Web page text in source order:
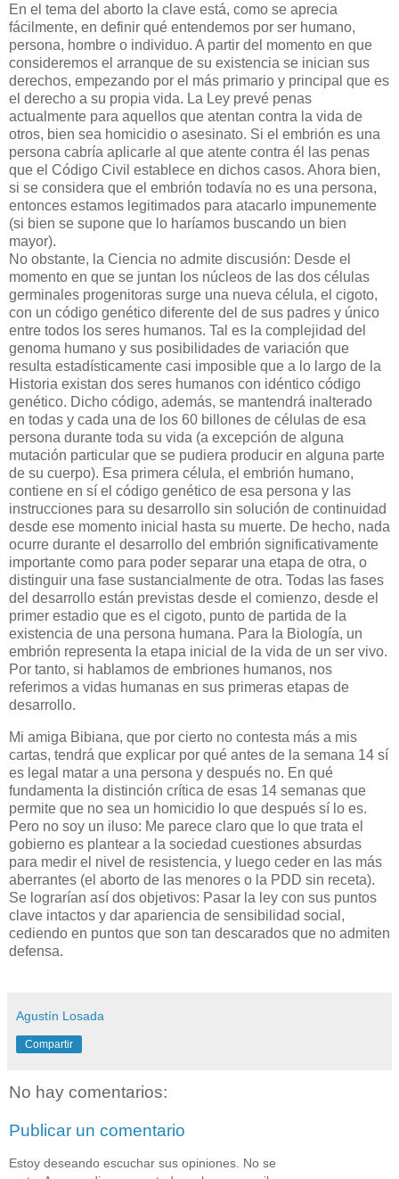
En el tema del aborto la clave está, como se aprecia
fácilmente, en definir qué entendemos por ser humano,
persona, hombre o individuo. A partir del momento en que
consideremos el arranque de su existencia se inician sus
derechos, empezando por el más primario y principal que es
el derecho a su propia vida. La Ley prevé penas
actualmente para aquellos que atentan contra la vida de
otros, bien sea homicidio o asesinato. Si el embrión es una
persona cabría aplicarle al que atente contra él las penas
que el Código Civil establece en dichos casos. Ahora bien,
si se considera que el embrión todavía no es una persona,
entonces estamos legitimados para atacarlo impunemente
(si bien se supone que lo haríamos buscando un bien
mayor).
No obstante, la Ciencia no admite discusión: Desde el
momento en que se juntan los núcleos de las dos células
germinales progenitoras surge una nueva célula, el cigoto,
con un código genético diferente del de sus padres y único
entre todos los seres humanos. Tal es la complejidad del
genoma humano y sus posibilidades de variación que
resulta estadísticamente casi imposible que a lo largo de la
Historia existan dos seres humanos con idéntico código
genético. Dicho código, además, se mantendrá inalterado
en todas y cada una de los 60 billones de células de esa
persona durante toda su vida (a excepción de alguna
mutación particular que se pudiera producir en alguna parte
de su cuerpo). Esa primera célula, el embrión humano,
contiene en sí el código genético de esa persona y las
instrucciones para su desarrollo sin solución de continuidad
desde ese momento inicial hasta su muerte. De hecho, nada
ocurre durante el desarrollo del embrión significativamente
importante como para poder separar una etapa de otra, o
distinguir una fase sustancialmente de otra. Todas las fases
del desarrollo están previstas desde el comienzo, desde el
primer estadio que es el cigoto, punto de partida de la
existencia de una persona humana. Para la Biología, un
embrión representa la etapa inicial de la vida de un ser vivo.
Por tanto, si hablamos de embriones humanos, nos
referimos a vidas humanas en sus primeras etapas de
desarrollo.
Mi amiga Bibiana, que por cierto no contesta más a mis
cartas, tendrá que explicar por qué antes de la semana 14 sí
es legal matar a una persona y después no. En qué
fundamenta la distinción crítica de esas 14 semanas que
permite que no sea un homicidio lo que después sí lo es.
Pero no soy un iluso: Me parece claro que lo que trata el
gobierno es plantear a la sociedad cuestiones absurdas
para medir el nivel de resistencia, y luego ceder en las más
aberrantes (el aborto de las menores o la PDD sin receta).
Se lograrían así dos objetivos: Pasar la ley con sus puntos
clave intactos y dar apariencia de sensibilidad social,
cediendo en puntos que son tan descarados que no admiten
defensa.
Agustín Losada
Compartir
No hay comentarios:
Publicar un comentario
Estoy deseando escuchar sus opiniones. No se